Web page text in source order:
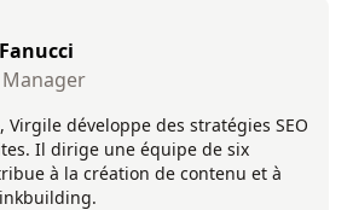
Virgile développe des stratégies SEO
Il dirige une équipe de six
à la création de contenu et à